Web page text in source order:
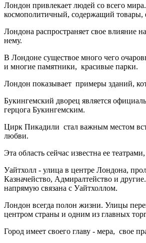
Лондон привлекает людей со всего
космополитичный, содержащий товары,
Лондона распространяет свое влияние
нему.
В Лондоне существое много чего
и многие памятники, красивые парки.
Лондон показывает примеры зданий,
Букингемский дворец является
герцога Букингемским.
Цирк Пикадили стал важным местом
любви.
Эта область сейчас известна ее
Уайтхолл - улица в центре Лондона,
Казначейство, Адмиралтейство и
напрямую связана с Уайтхоллом.
Лондон всегда полон жизни. Улицы
центром страны и одним из главных
Город имеет своего главу - мера, свое